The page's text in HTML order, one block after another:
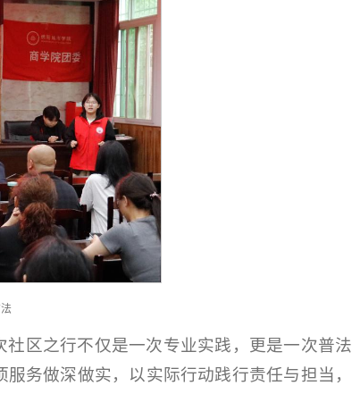
区之行不仅是一次专业实践，更是一次普法
务做深做实，以实际行动践行责任与担当，